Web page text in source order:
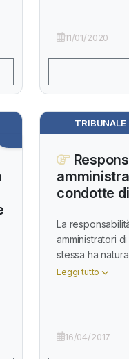
11/01/2020
TRIBUNALE
condotte
La
amministratori
stessa ha
Leggi tutto
16/04/2017